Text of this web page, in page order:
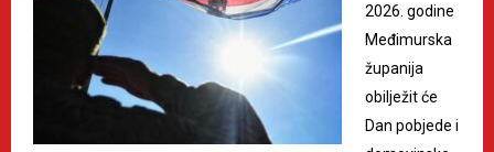
2026. godine
Međimurska
županija
obilježit će
Dan pobjede i